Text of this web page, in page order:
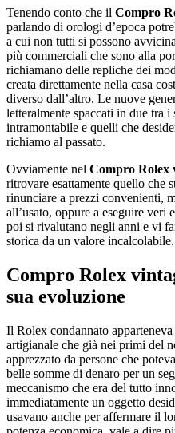
Tenendo conto che il Compro
parlando di orologi d’epoca
a cui non tutti si possono
più commerciali che sono alla
richiamano delle repliche dei
creata direttamente nella casa
diverso dall’altro. Le nuove
letteralmente spaccati in due tra
intramontabile e quelli che
richiamo al passato.
Ovviamente nel Compro Rolex
ritrovare esattamente quello che
rinunciare a prezzi convenienti,
all’usato, oppure a eseguire
poi si rivalutano negli anni e vi
storica da un valore incalcolabile.
Compro Rolex
sua evoluzione
Il Rolex condannato
artigianale che già nei primi del
apprezzato da persone che
belle somme di denaro per un
meccanismo che era del tutto
immediatamente un oggetto
usavano anche per affermare il